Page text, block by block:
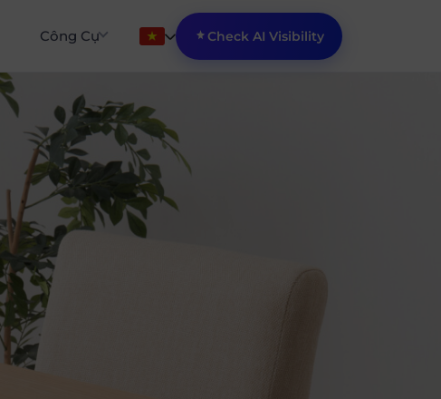
Công Cụ Check AI Visibility